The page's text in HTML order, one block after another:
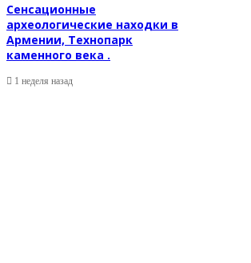
Сенсационные
археологические находки в
Армении, Технопарк
каменного века .
1 неделя назад